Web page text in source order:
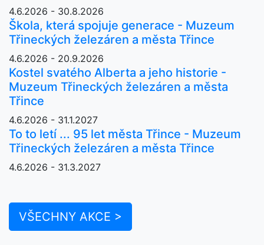
4.6.2026 - 30.8.2026
Škola, která spojuje generace - Muzeum
Třineckých železáren a města Třince
4.6.2026 - 20.9.2026
Kostel svatého Alberta a jeho historie -
Muzeum Třineckých železáren a města
Třince
4.6.2026 - 31.1.2027
To to letí ... 95 let města Třince - Muzeum
Třineckých železáren a města Třince
4.6.2026 - 31.3.2027
VŠECHNY AKCE >